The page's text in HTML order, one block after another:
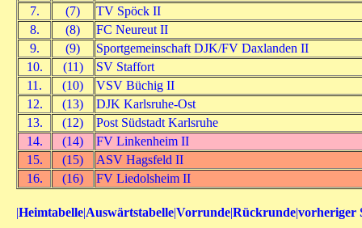
7.
(7)
TV Spöck II
8.
(8)
FC Neureut II
9.
(9)
Sportgemeinschaft DJK/FV Daxlanden II
10.
(11)
SV Staffort
11.
(10)
VSV Büchig II
12.
(13)
DJK Karlsruhe-Ost
13.
(12)
Post Südstadt Karlsruhe
14.
(14)
FV Linkenheim II
15.
(15)
ASV Hagsfeld II
16.
(16) FV Liedolsheim II
|Heimtabelle|Auswärtstabelle|Vorrunde|Rückrunde|vorheriger